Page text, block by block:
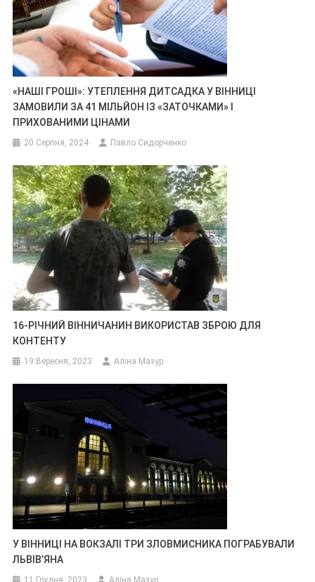
«НАШІ ГРОШІ»: УТЕПЛЕННЯ ДИТСАДКА У ВІННИЦІ
ЗАМОВИЛИ ЗА 41 МІЛЬЙОН ІЗ «ЗАТОЧКАМИ» І
ПРИХОВАНИМИ ЦІНАМИ
20 Серпня, 2024 Павло Сидорченко
16-РІЧНИЙ ВІННИЧАНИН ВИКОРИСТАВ ЗБРОЮ ДЛЯ
КОНТЕНТУ
19 Вересня, 2023 Аліна Мазур
У ВІННИЦІ НА ВОКЗАЛІ ТРИ ЗЛОВМИСНИКА ПОГРАБУВАЛИ
ЛЬВІВ’ЯНА
11 Грудня, 2023 Аліна Мазур